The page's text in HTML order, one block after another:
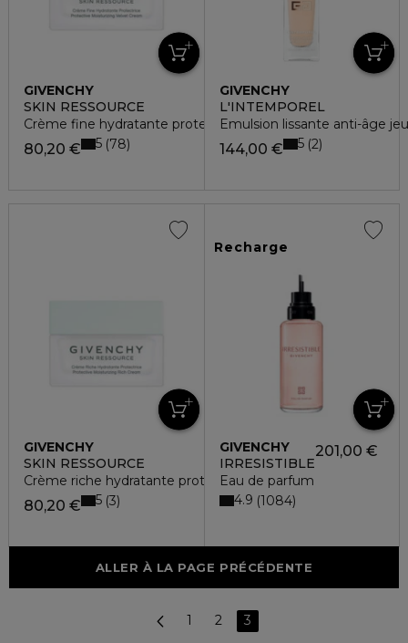
GIVENCHY
SKIN RESSOURCE
Crème fine hydratante protectrice - rechargeable
80,20 € 5 78
GIVENCHY
L'INTEMPOREL
Emulsion lissante anti-âge
144,00 € 5 2
GIVENCHY
SKIN RESSOURCE
Crème riche hydratante protectrice - rechargeable
80,20 € 5 3
Recharge
GIVENCHY
IRRESISTIBLE
Eau de parfum
201,00 €
4.9 1084
ALLER À LA PAGE PRÉCÉDENTE
1 2 3